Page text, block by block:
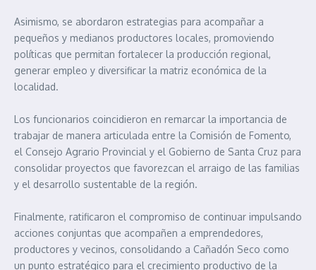
Asimismo, se abordaron estrategias para acompañar a
pequeños y medianos productores locales, promoviendo
políticas que permitan fortalecer la producción regional,
generar empleo y diversificar la matriz económica de la
localidad.
Los funcionarios coincidieron en remarcar la importancia de
trabajar de manera articulada entre la Comisión de Fomento,
el Consejo Agrario Provincial y el Gobierno de Santa Cruz para
consolidar proyectos que favorezcan el arraigo de las familias
y el desarrollo sustentable de la región.
Finalmente, ratificaron el compromiso de continuar impulsando
acciones conjuntas que acompañen a emprendedores,
productores y vecinos, consolidando a Cañadón Seco como
un punto estratégico para el crecimiento productivo de la